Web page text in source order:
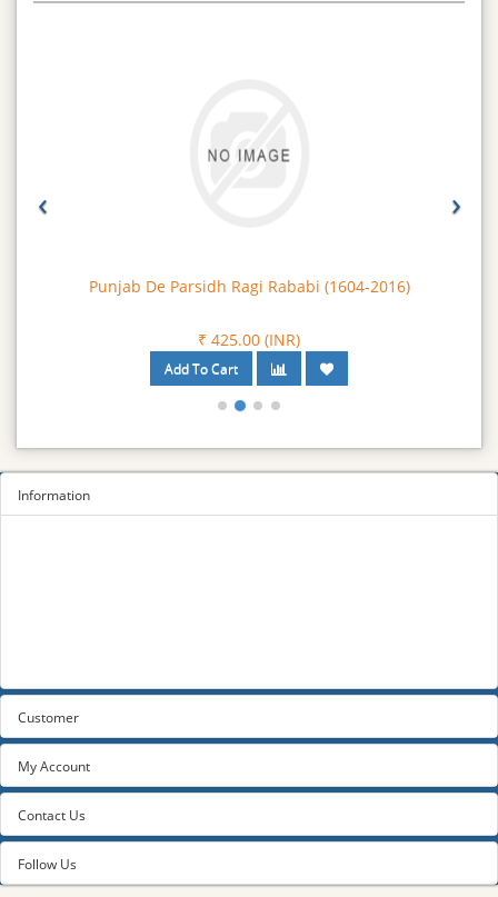
Punjab De Parsidh Ragi Rababi (1604-2016)
₹ 425.00 (INR)
‹ ›
Information
Customer
My Account
Contact Us
Follow Us